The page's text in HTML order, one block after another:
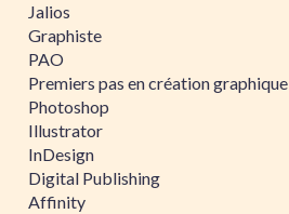
Jalios
Graphiste
PAO
Premiers pas en création graphique
Photoshop
Illustrator
InDesign
Digital Publishing
Affinity